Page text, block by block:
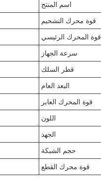
اسم المنتج
قوة محرك التشحيم
قوة المحرك الرئيسي
سرعة الجهاز
قطر السلك
البعد العام
قوة المحرك العابر
اللون
الجهد
حجم الشبكة
قوة محرك القطع